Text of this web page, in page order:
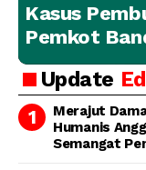
Kasus
Pemkot
Update
Merajut
Humanis
Semangat